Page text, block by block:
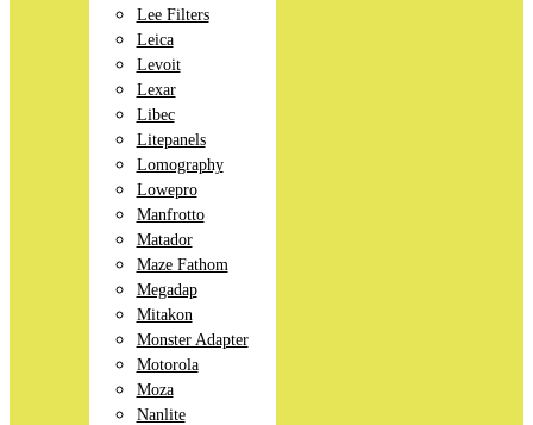
Lee Filters
Leica
Levoit
Lexar
Libec
Litepanels
Lomography
Lowepro
Manfrotto
Matador
Maze Fathom
Megadap
Mitakon
Monster Adapter
Motorola
Moza
Nanlite